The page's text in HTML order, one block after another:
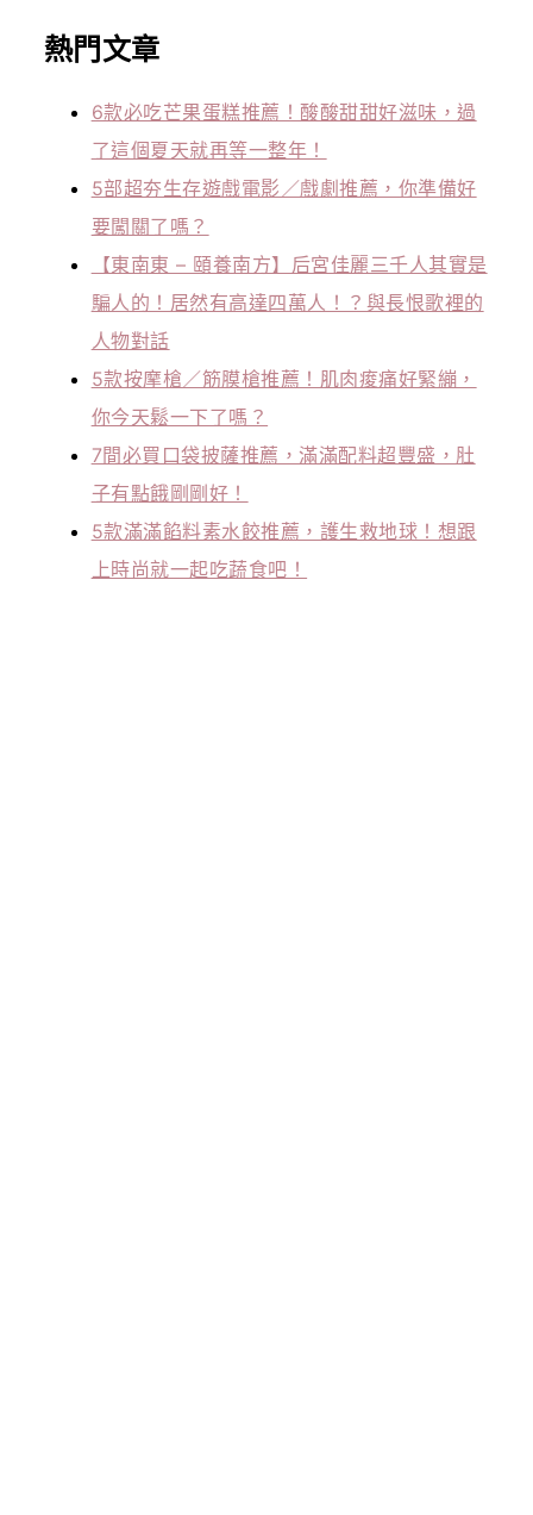
熱門文章
6款必吃芒果蛋糕推薦！酸酸甜甜好滋味，過
了這個夏天就再等一整年！
5部超夯生存遊戲電影／戲劇推薦，你準備好
要闖關了嗎？
【東南東 – 頤養南方】后宮佳麗三千人其實是
騙人的！居然有高達四萬人！？與長恨歌裡的
人物對話
5款按摩槍／筋膜槍推薦！肌肉痠痛好緊繃，
你今天鬆一下了嗎？
7間必買口袋披薩推薦，滿滿配料超豐盛，肚
子有點餓剛剛好！
5款滿滿餡料素水餃推薦，護生救地球！想跟
上時尚就一起吃蔬食吧！